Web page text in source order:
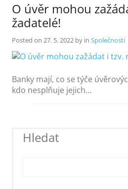
O úvěr mohou
žadatelé!
Posted on 27. 5. 2022 by in Společnosti
Banky mají, co se týče
kdo nesplňuje jejich…
Hledat